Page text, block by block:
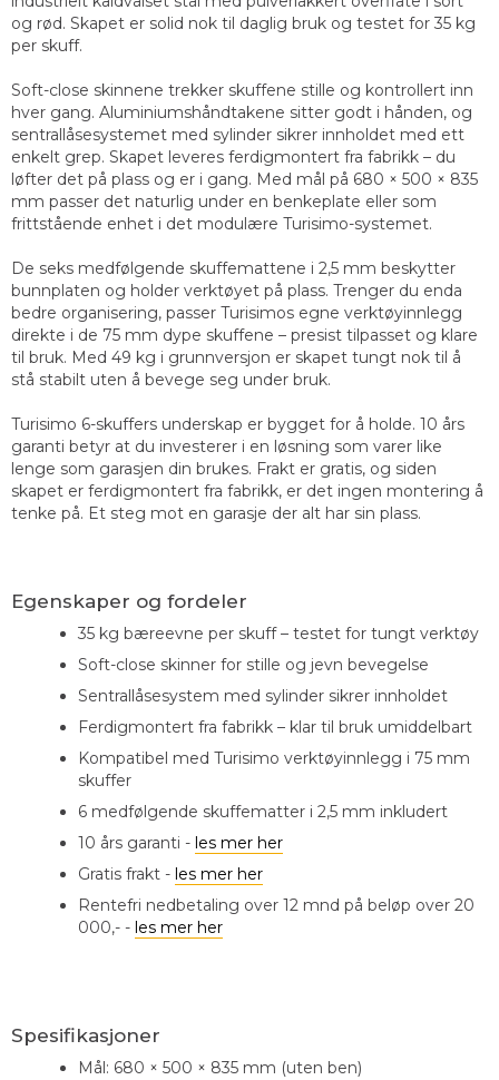
og rød. Skapet er solid nok til daglig bruk og testet for 35 kg
per skuff.
Soft-close skinnene trekker skuffene stille og kontrollert inn
hver gang. Aluminiumshåndtakene sitter godt i hånden, og
sentrallåsesystemet med sylinder sikrer innholdet med ett
enkelt grep. Skapet leveres ferdigmontert fra fabrikk – du
løfter det på plass og er i gang. Med mål på 680 × 500 × 835
mm passer det naturlig under en benkeplate eller som
frittstående enhet i det modulære Turisimo-systemet.
De seks medfølgende skuffemattene i 2,5 mm beskytter
bunnplaten og holder verktøyet på plass. Trenger du enda
bedre organisering, passer Turisimos egne verktøyinnlegg
direkte i de 75 mm dype skuffene – presist tilpasset og klare
til bruk. Med 49 kg i grunnversjon er skapet tungt nok til å
stå stabilt uten å bevege seg under bruk.
Turisimo 6-skuffers underskap er bygget for å holde. 10 års
garanti betyr at du investerer i en løsning som varer like
lenge som garasjen din brukes. Frakt er gratis, og siden
skapet er ferdigmontert fra fabrikk, er det ingen montering å
tenke på. Et steg mot en garasje der alt har sin plass.
Egenskaper og fordeler
35 kg bæreevne per skuff – testet for tungt verktøy
Soft-close skinner for stille og jevn bevegelse
Sentrallåsesystem med sylinder sikrer innholdet
Ferdigmontert fra fabrikk – klar til bruk umiddelbart
Kompatibel med Turisimo verktøyinnlegg i 75 mm
skuffer
6 medfølgende skuffematter i 2,5 mm inkludert
10 års garanti - les mer her
Gratis frakt - les mer her
Rentefri nedbetaling over 12 mnd på beløp over 20
000,- - les mer her
Spesifikasjoner
Mål: 680 × 500 × 835 mm (uten ben)